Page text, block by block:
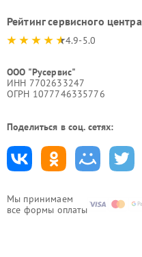
Мы принимаем
все формы оплаты
Рейтинг сервисного центра
4.9-5.0
ООО "Русервис"
ИНН 7702633247
ОГРН 1077746335776
Поделиться в соц. сетях: